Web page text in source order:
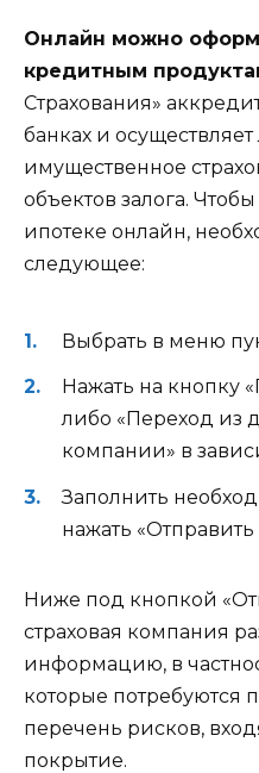
Онлайн можно
кредитным
Страхования»
банках и
имущественное
объектов залога.
ипотеке онлайн,
следующее:
Выбрать в меню
Нажать на кнопку
либо «Переход из
компании» в
Заполнить
нажать «Отправить
Ниже под кнопкой
страховая компания
информацию, в
которые потребуются
перечень рисков,
покрытие.